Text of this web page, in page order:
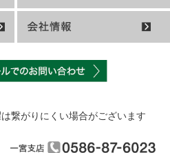
繋がりにくい場合がございます